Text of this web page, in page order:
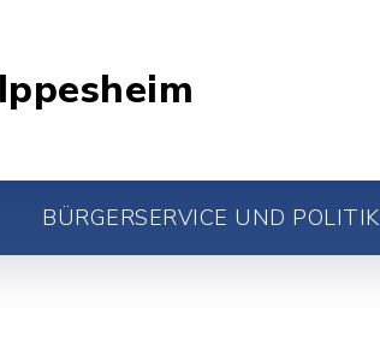
BÜRGERSERVICE UND POLITIK